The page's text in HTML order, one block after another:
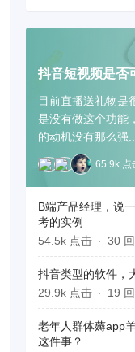
抖音短视频是否
目前直播送礼物是
是没有做这个功能
的动机没有那么强...
65.9k 点
B端产品经理，说
考的实例
54.5k 点击
30
抖音类型的软件，
29.9k 点击
19
老年人群体薅app
这件事？